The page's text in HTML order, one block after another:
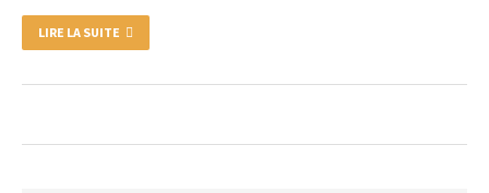
LIRE LA SUITE